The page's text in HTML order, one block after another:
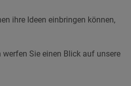
ihre Ideen einbringen können,
Sie einen Blick auf unsere